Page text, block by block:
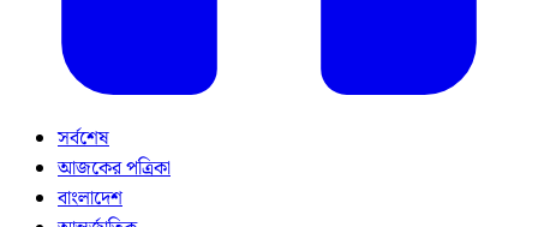
সর্বশেষ
আজকের পত্রিকা
বাংলাদেশ